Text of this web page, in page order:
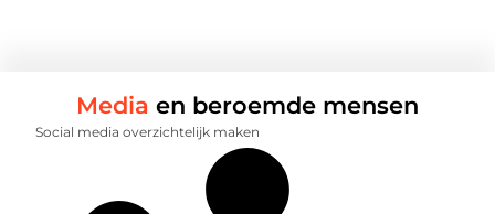
Media en beroemde mensen
Social media overzichtelijk maken